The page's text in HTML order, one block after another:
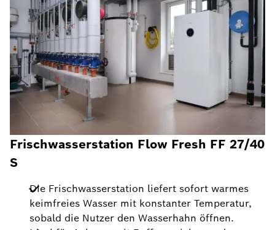
Frischwasserstation Flow Fresh FF 27/40
S
Die Frischwasserstation liefert sofort warmes
keimfreies Wasser mit konstanter Temperatur,
sobald die Nutzer den Wasserhahn öffnen.